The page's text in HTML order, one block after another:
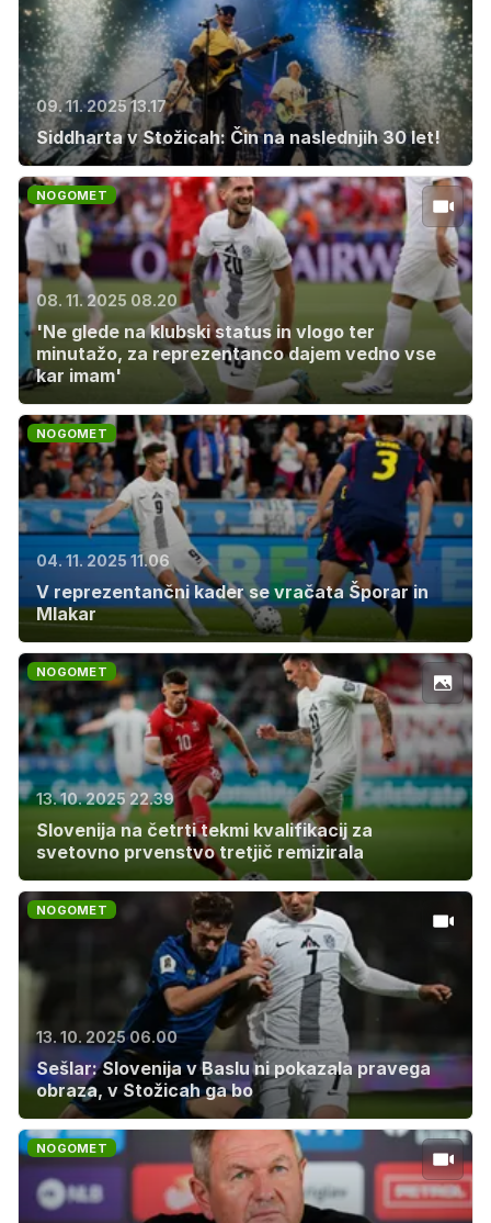
09. 11. 2025 13.17
Siddharta v Stožicah: Čin na naslednjih 30 let!
NOGOMET
08. 11. 2025 08.20
'Ne glede na klubski status in vlogo ter
minutažo, za reprezentanco dajem vedno vse
kar imam'
NOGOMET
04. 11. 2025 11.06
V reprezentančni kader se vračata Šporar in
Mlakar
NOGOMET
13. 10. 2025 22.39
Slovenija na četrti tekmi kvalifikacij za
svetovno prvenstvo tretjič remizirala
NOGOMET
13. 10. 2025 06.00
Sešlar: Slovenija v Baslu ni pokazala pravega
obraza, v Stožicah ga bo
NOGOMET